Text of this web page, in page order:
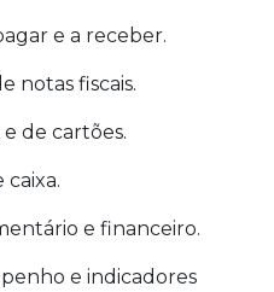
e a receber.
notas fiscais.
de cartões.
e financeiro.
e indicadores